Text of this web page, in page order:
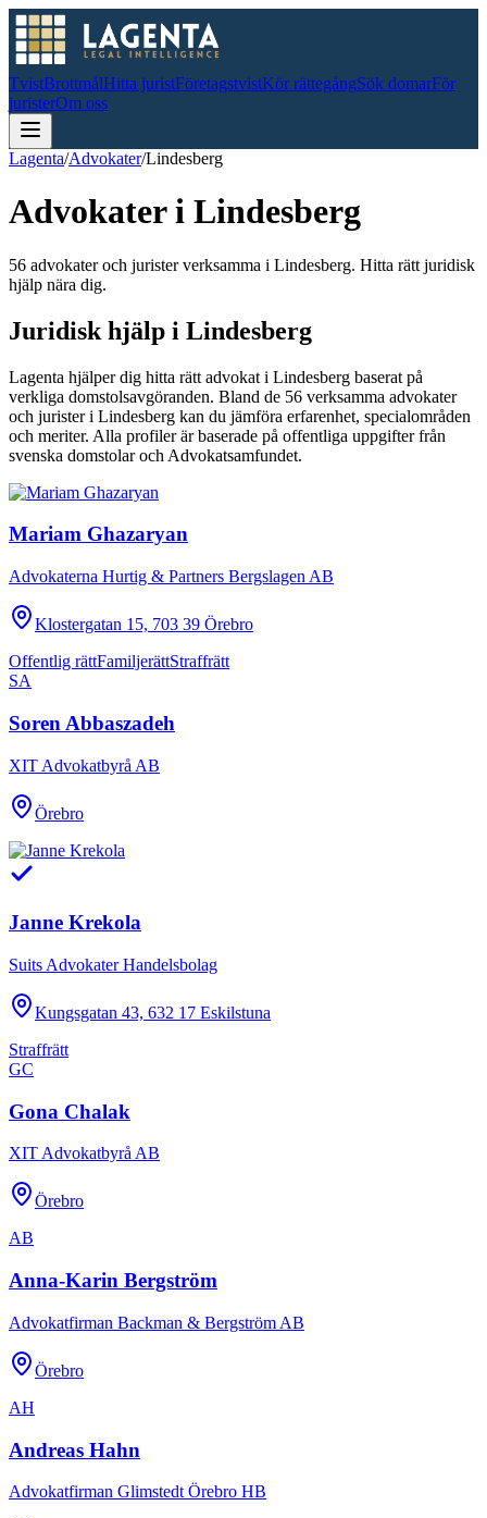
TvistBrottmålHitta juristFöretagstvistKör rättegångSök domarFör
juristerOm oss
Lagenta/Advokater/Lindesberg
Advokater i Lindesberg
56 advokater och jurister verksamma i Lindesberg. Hitta rätt juridisk
hjälp nära dig.
Juridisk hjälp i Lindesberg
Lagenta hjälper dig hitta rätt advokat i Lindesberg baserat på
verkliga domstolsavgöranden. Bland de 56 verksamma advokater
och jurister i Lindesberg kan du jämföra erfarenhet, specialområden
och meriter. Alla profiler är baserade på offentliga uppgifter från
svenska domstolar och Advokatsamfundet.
Mariam Ghazaryan
Advokaterna Hurtig & Partners Bergslagen AB
Klostergatan 15, 703 39 Örebro
Offentlig rättFamiljerättStraffrätt
SA
Soren Abbaszadeh
XIT Advokatbyrå AB
Örebro
Janne Krekola
Suits Advokater Handelsbolag
Kungsgatan 43, 632 17 Eskilstuna
Straffrätt
GC
Gona Chalak
XIT Advokatbyrå AB
Örebro
AB
Anna-Karin Bergström
Advokatfirman Backman & Bergström AB
Örebro
AH
Andreas Hahn
Advokatfirman Glimstedt Örebro HB